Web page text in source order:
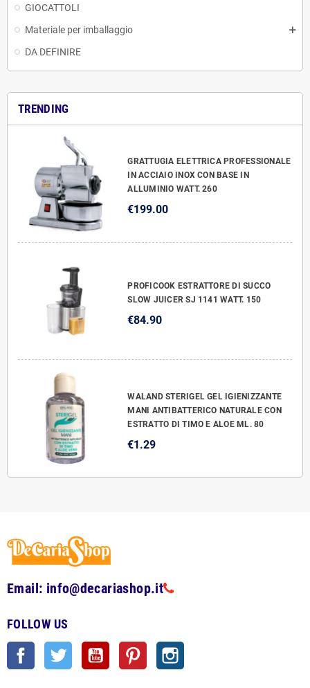
GIOCATTOLI
Materiale per imballaggio
DA DEFINIRE
TRENDING
GRATTUGIA ELETTRICA PROFESSIONALE
IN ACCIAIO INOX CON BASE IN
ALLUMINIO WATT. 260
€199.00
PROFICOOK ESTRATTORE DI SUCCO
SLOW JUICER SJ 1141 WATT. 150
€84.90
WALAND STERIGEL GEL IGIENIZZANTE
MANI ANTIBATTERICO NATURALE CON
ESTRATTO DI TIMO E ALOE ML. 80
€1.29
Email: info@decariashop.it
FOLLOW US
Facebook Twitter YouTube Pinterest